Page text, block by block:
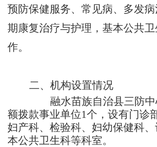
预防保健服务、常见病、多发
期康复治疗与护理，基本公共
作。
二、机构设置情况
融水苗族自治县三防
额拨款事业单位1个， 设有门诊
妇产科、检验科、妇幼保健科
本公共卫生科等科室。